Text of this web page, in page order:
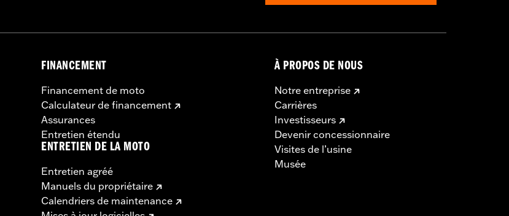
FINANCEMENT
Financement de moto
Calculateur de financement
Assurances
Entretien étendu
ENTRETIEN DE LA MOTO
Entretien agréé
Manuels du propriétaire
Calendriers de maintenance
À PROPOS DE NOUS
Notre entreprise
Carrières
Investisseurs
Devenir concessionnaire
Visites de l’usine
Musée